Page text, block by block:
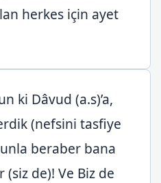
herkes için ayet
ki Dâvud (a.s)’a,
(nefsini tasfiye
beraber bana
de)! Ve Biz de